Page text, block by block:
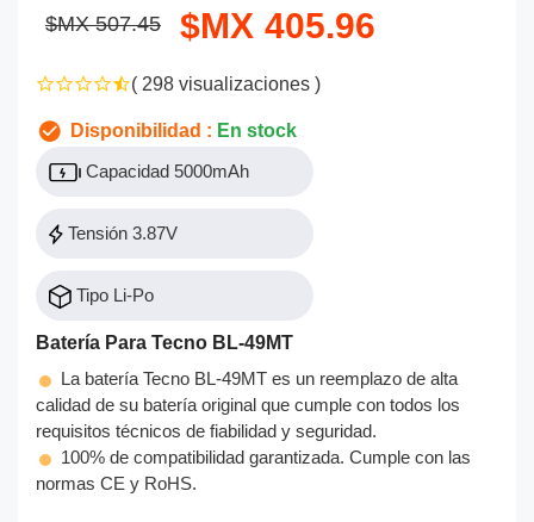
$MX 507.45 $MX 405.96
( 298 visualizaciones )
Disponibilidad : En stock
Capacidad 5000mAh
Tensión 3.87V
Tipo Li-Po
Batería Para Tecno BL-49MT
La batería Tecno BL-49MT es un reemplazo de alta
calidad de su batería original que cumple con todos los
requisitos técnicos de fiabilidad y seguridad.
100% de compatibilidad garantizada. Cumple con las
normas CE y RoHS.